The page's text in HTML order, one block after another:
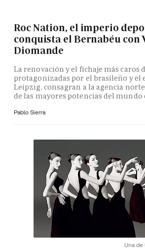
Roc Nation, el imperio
conquista el Bernabéu con
Diomande
La renovación y el fichaje más caros
protagonizadas por el brasileño y el
Leipzig, consagran a la agencia
de las mayores potencias del mundo
Pablo Sierra
Una de